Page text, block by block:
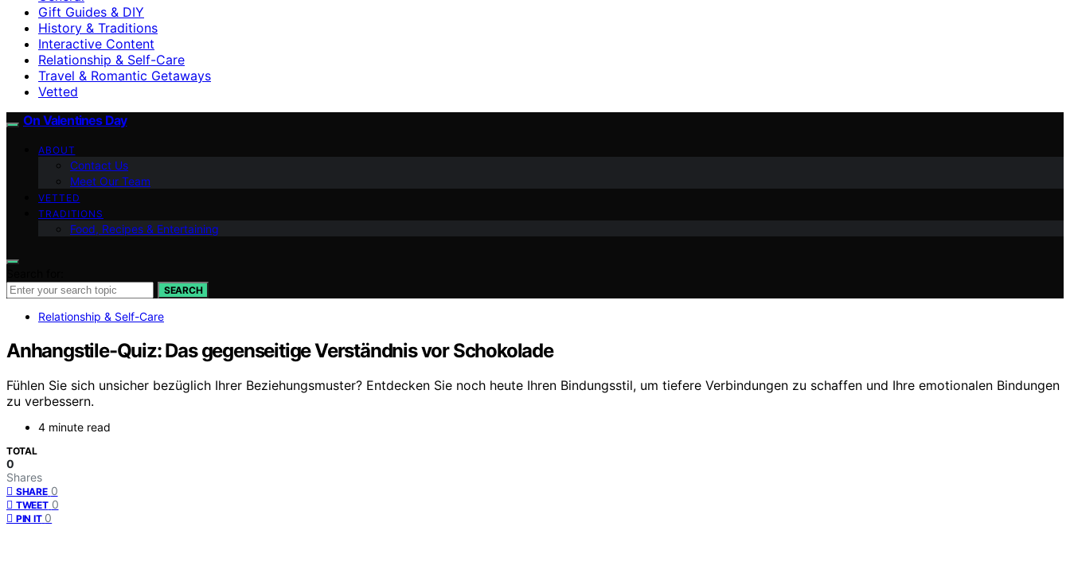
Gift Guides & DIY
History & Traditions
Interactive Content
Relationship & Self-Care
Travel & Romantic Getaways
Vetted
On Valentines Day
ABOUT
Contact Us
Meet Our Team
VETTED
TRADITIONS
Food, Recipes & Entertaining
SEARCH
Relationship & Self-Care
Anhangstile-Quiz: Das gegenseitige Verständnis vor Schokolade
Fühlen Sie sich unsicher bezüglich Ihrer Beziehungsmuster? Entdecken Sie noch heute Ihren Bindungsstil, um tiefere Verbindungen zu schaffen und Ihre emotionalen Bindungen
zu verbessern.
4 minute read
TOTAL
0
Shares
SHARE 0
TWEET 0
PIN IT 0